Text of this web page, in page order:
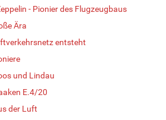
- Pionier des Flugzeugbaus
Ära
entsteht
und Lindau
E.4/20
der Luft